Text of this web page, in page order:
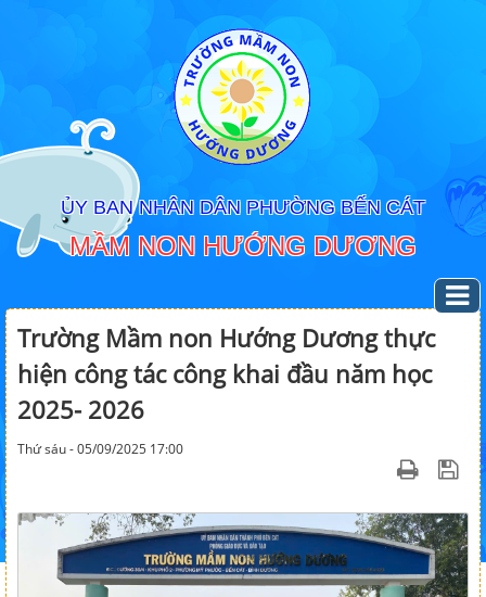
ỦY BAN NHÂN DÂN PHƯỜNG BẾN CÁT
MẦM NON HƯỚNG DƯƠNG
Trường Mầm non Hướng Dương thực
hiện công tác công khai đầu năm học
2025- 2026
Thứ sáu - 05/09/2025 17:00